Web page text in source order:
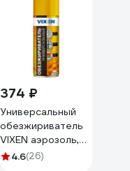
374 ₽
Универсальный
обезжириватель
VIXEN аэрозоль,
520 мл VX90003
4.6(26)